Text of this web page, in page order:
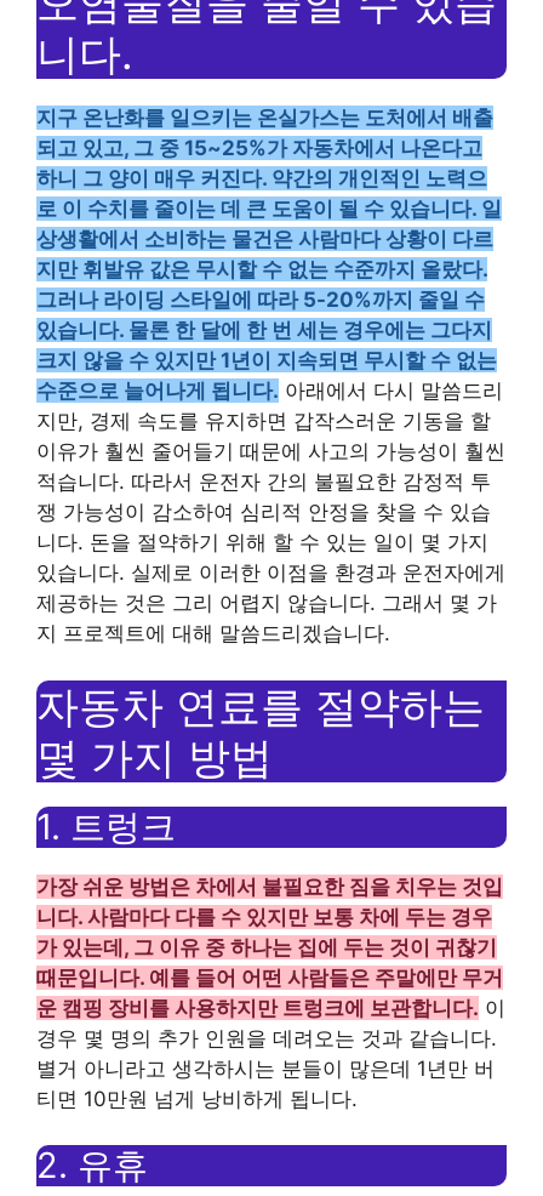
니다.
지구 온난화를 일으키는 온실가스는 도처에서 배출
되고 있고, 그 중 15~25%가 자동차에서 나온다고
하니 그 양이 매우 커진다. 약간의 개인적인 노력으
로 이 수치를 줄이는 데 큰 도움이 될 수 있습니다. 일
상생활에서 소비하는 물건은 사람마다 상황이 다르
지만 휘발유 값은 무시할 수 없는 수준까지 올랐다.
그러나 라이딩 스타일에 따라 5-20%까지 줄일 수
있습니다. 물론 한 달에 한 번 세는 경우에는 그다지
크지 않을 수 있지만 1년이 지속되면 무시할 수 없는
수준으로 늘어나게 됩니다. 아래에서 다시 말씀드리
지만, 경제 속도를 유지하면 갑작스러운 기동을 할
이유가 훨씬 줄어들기 때문에 사고의 가능성이 훨씬
적습니다. 따라서 운전자 간의 불필요한 감정적 투
쟁 가능성이 감소하여 심리적 안정을 찾을 수 있습
니다. 돈을 절약하기 위해 할 수 있는 일이 몇 가지
있습니다. 실제로 이러한 이점을 환경과 운전자에게
제공하는 것은 그리 어렵지 않습니다. 그래서 몇 가
지 프로젝트에 대해 말씀드리겠습니다.
자동차 연료를 절약하는
몇 가지 방법
1. 트렁크
가장 쉬운 방법은 차에서 불필요한 짐을 치우는 것입
니다. 사람마다 다를 수 있지만 보통 차에 두는 경우
가 있는데, 그 이유 중 하나는 집에 두는 것이 귀찮기
때문입니다. 예를 들어 어떤 사람들은 주말에만 무거
운 캠핑 장비를 사용하지만 트렁크에 보관합니다. 이
경우 몇 명의 추가 인원을 데려오는 것과 같습니다.
별거 아니라고 생각하시는 분들이 많은데 1년만 버
티면 10만원 넘게 낭비하게 됩니다.
2. 유휴